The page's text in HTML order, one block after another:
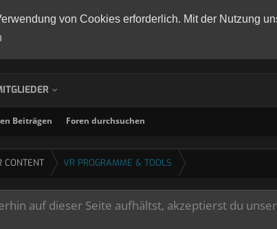
von Cookies erforderlich. Mit der Nutzung
Beiträgen Foren durchsuchen
CONTENT VR PROGRAMME & TOOLS
auf dieser Seite aufhältst, akzeptierst du